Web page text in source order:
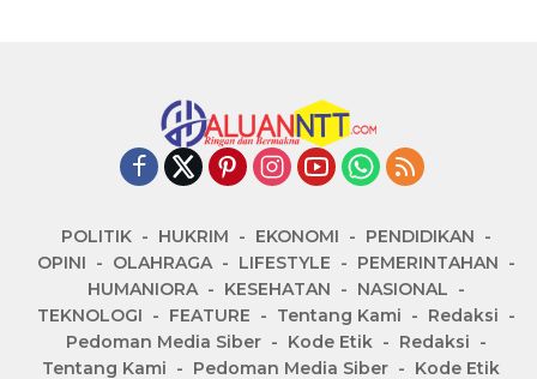
POLITIK HUKRIM EKONOMI
PENDIDIKAN
OPINI
OLAHRAGA LIFESTYLE
PEMERINTAHAN
HUMANIORA
KESEHATAN
NASIONAL
TEKNOLOGI
FEATURE Tentang Kami
Redaksi
Pedoman Media Siber
Kode Etik
Redaksi
Tentang Kami
Pedoman Media Siber Kode Etik